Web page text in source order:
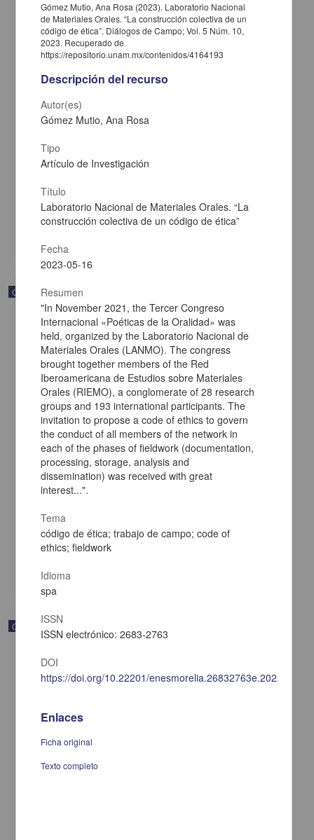
Carta de José María Maytorena a Francisco I. Madero en la que
Maytorena, José María
[sin fecha]
Multidisciplina
Correspondencia postal
Carta de Francisco Martínez Baca a Francisco I. Madero
Martínez Baca, Francisco
[sin fecha]
Multidisciplina
Correspondencia postal
Gómez Mutio, Ana Rosa (2023). Laboratorio Nacional
de Materiales Orales. “La construcción colectiva de un
código de ética”. Diálogos de Campo; Vol. 5 Núm. 10,
2023. Recuperado de
https://repositorio.unam.mx/contenidos/4164193
Descripción del recurso
Autor(es)
Gómez Mutio, Ana Rosa
Tipo
Artículo de Investigación
Título
Laboratorio Nacional de Materiales Orales. “La
construcción colectiva de un código de ética”
Fecha
2023-05-16
Resumen
"In November 2021, the Tercer Congreso
Internacional «Poéticas de la Oralidad» was
held, organized by the Laboratorio Nacional de
Materiales Orales (LANMO). The congress
brought together members of the Red
Iberoamericana de Estudios sobre Materiales
Orales (RIEMO), a conglomerate of 28 research
groups and 193 international participants. The
invitation to propose a code of ethics to govern
the conduct of all members of the network in
each of the phases of fieldwork (documentation,
processing, storage, analysis and
dissemination) was received with great
interest...".
Tema
código de ética; trabajo de campo; code of
ethics; fieldwork
Idioma
spa
ISSN
ISSN electrónico: 2683-2763
DOI
https://doi.org/10.22201/enesmorelia.26832763e.2022.9.113
Enlaces
Ficha original
Texto completo